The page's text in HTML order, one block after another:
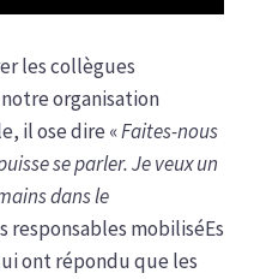
les collègues
organisation
il ose dire «Faites-nous
se parler. Je veux un
dans le
responsables mobiliséEs
ont répondu que les